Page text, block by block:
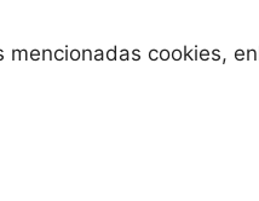
cookies,